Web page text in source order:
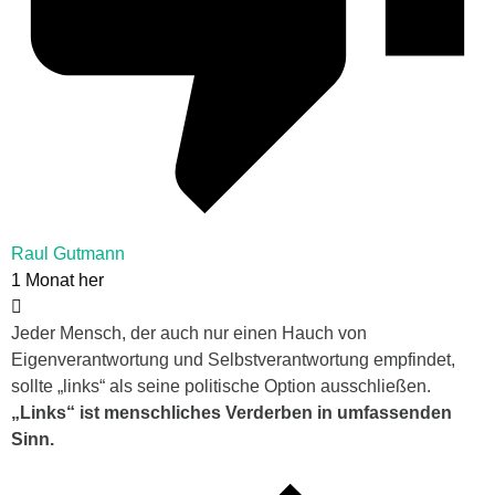
Raul Gutmann
1 Monat her
Jeder Mensch, der auch nur einen Hauch von
Eigenverantwortung und Selbstverantwortung empfindet,
sollte „links“ als seine politische Option ausschließen.
„Links“ ist menschliches Verderben in umfassenden
Sinn.